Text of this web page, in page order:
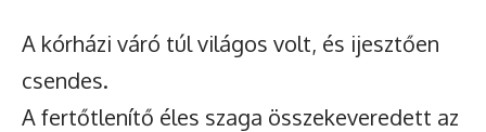
A kórházi váró túl világos volt, és ijesztően
csendes.
A fertőtlenítő éles szaga összekeveredett az